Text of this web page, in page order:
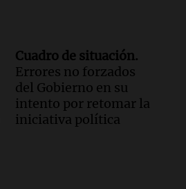
Cuadro de situación.
Errores no forzados
del Gobierno en su
intento por retomar la
iniciativa política